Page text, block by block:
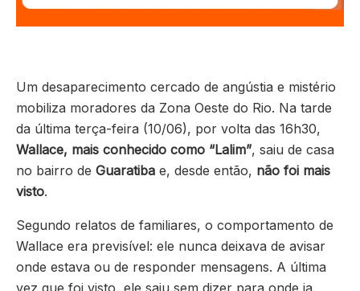
Um desaparecimento cercado de angústia e mistério
mobiliza moradores da Zona Oeste do Rio. Na tarde
da última terça-feira (10/06), por volta das 16h30,
Wallace, mais conhecido como “Lalim”, saiu de casa
no bairro de Guaratiba e, desde então, não foi mais
visto.
Segundo relatos de familiares, o comportamento de
Wallace era previsível: ele nunca deixava de avisar
onde estava ou de responder mensagens. A última
vez que foi visto, ele saiu sem dizer para onde ia.